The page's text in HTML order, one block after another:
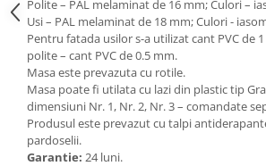
Polite – PAL melaminat de 16 mm; Culori –
Usi – PAL melaminat de 18 mm; Culori -
Pentru fatada usilor s-a utilizat cant PVC de
polite – cant PVC de 0.5 mm.
Masa este prevazuta cu rotile.
Masa poate fi utilata cu lazi din plastic tip
dimensiuni Nr. 1, Nr. 2, Nr. 3 – comandate
Produsul este prevazut cu talpi
pardoselii.
Garantie: 24 luni.